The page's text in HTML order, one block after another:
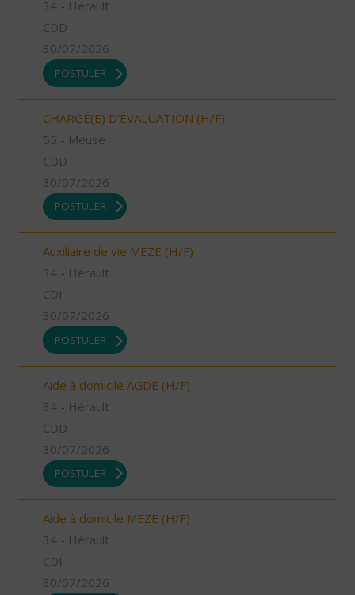
34 - Hérault
CDD
30/07/2026
POSTULER
CHARGÉ(E) D'ÉVALUATION (H/F)
55 - Meuse
CDD
30/07/2026
POSTULER
Auxiliaire de vie MEZE (H/F)
34 - Hérault
CDI
30/07/2026
POSTULER
Aide à domicile AGDE (H/F)
34 - Hérault
CDD
30/07/2026
POSTULER
Aide à domicile MEZE (H/F)
34 - Hérault
CDI
30/07/2026